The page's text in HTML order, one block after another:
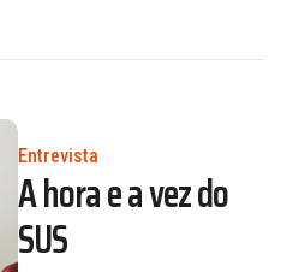
Entrevista
A hora e a vez do
SUS